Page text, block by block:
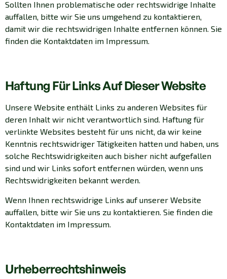
Sollten Ihnen problematische oder rechtswidrige Inhalte
auffallen, bitte wir Sie uns umgehend zu kontaktieren,
damit wir die rechtswidrigen Inhalte entfernen können. Sie
finden die Kontaktdaten im Impressum.
Haftung Für Links Auf Dieser Website
Unsere Website enthält Links zu anderen Websites für
deren Inhalt wir nicht verantwortlich sind. Haftung für
verlinkte Websites besteht für uns nicht, da wir keine
Kenntnis rechtswidriger Tätigkeiten hatten und haben, uns
solche Rechtswidrigkeiten auch bisher nicht aufgefallen
sind und wir Links sofort entfernen würden, wenn uns
Rechtswidrigkeiten bekannt werden.
Wenn Ihnen rechtswidrige Links auf unserer Website
auffallen, bitte wir Sie uns zu kontaktieren. Sie finden die
Kontaktdaten im Impressum.
Urheberrechtshinweis